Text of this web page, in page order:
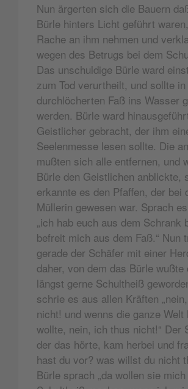
Nun ärgerten sich die Bauern
Bürle hinters Licht geführt
Rache an ihm nehmen und
wegen des Betrugs bei dem
Das unschuldige Bürle ward
zum Tod verurtheilt, und sollte
durchlöcherten Faß ins Wasser
werden. Bürle ward
Geistlicher gebracht, der ihm
Seelenmesse lesen sollte. Die
mußten sich alle entfernen, und
Bürle den Geistlichen anblickte,
erkannte es den Pfaffen, der bei
Müllerin gewesen war. Sprach
„ich hab euch aus dem Schrank
befreit mich aus dem Faß.“ Nun
gerade der Schäfer mit einer
daher, von dem das Bürle wußte
längst gerne Schultheiß
schrie es aus allen Kräften
nicht! und wenns die ganze Welt
wollte, nein, ich thus nicht!“ Der
der das hörte, kam herbei und
hast du vor? was willst du nicht
Bürle sprach „da wollen sie